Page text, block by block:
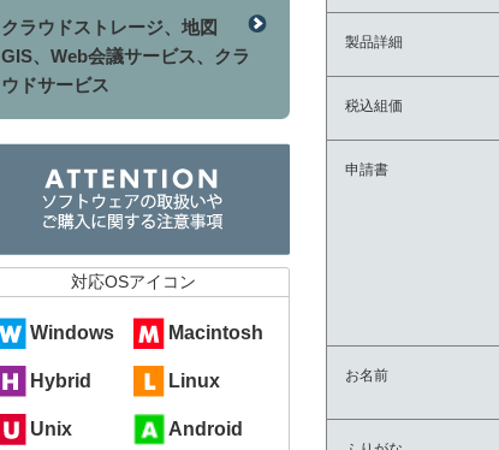
製品詳細
税込組価
申請書
お名前
クラウドストレージ、地図
GIS、Web会議サービス、クラ
ウドサービス
対応OSアイコン
Windows Macintosh
Hybrid Linux
Unix Android